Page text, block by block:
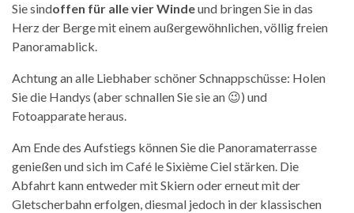
Sie sindoffen für alle vier Windeund bringen Sie in das
Herz der Berge mit einem außergewöhnlichen, völlig freien
Panoramablick.
Achtung an alle Liebhaber schöner Schnappschüsse: Holen
Sie die Handys (aber schnallen Sie sie an 😉) und
Fotoapparate heraus.
Am Ende des Aufstiegs können Sie die Panoramaterrasse
genießen und sich im Café le Sixième Ciel stärken. Die
Abfahrt kann entweder mit Skiern oder erneut mit der
Gletscherbahn erfolgen, diesmal jedoch in der klassischen